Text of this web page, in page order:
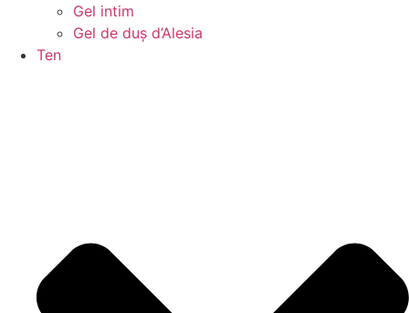
Gel intim
Gel de duș d’Alesia
Ten